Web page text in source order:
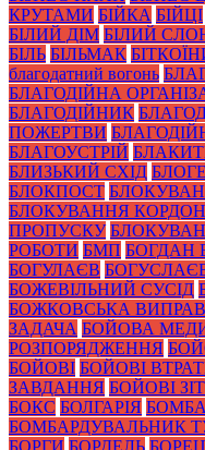
КРУТАМИ БІЙКА БІЙЦІ
БІЛИЙ ДІМ БІЛИЙ
БІЛЬ БІЛЬМАК
благодатний вогонь
БЛАГОДІЙНА
БЛАГОДІЙНИК
ПОЖЕРТВИ
БЛАГОУСТРІЙ
БЛИЗЬКИЙ СХІД
БЛОКПОСТ
БЛОКУВАННЯ
ПРОПУСКУ
РОБОТИ БМП БОГДАН
БОГУЛАЄВ
БОЖЕВІЛЬНИЙ СУСІД
БОЖКОВСЬКА
ЗАДАЧА БОЙОВА
РОЗПОРЯДЖЕННЯ
БОЙОВІ БОЙОВІ
ЗАВДАННЯ БОЙОВІ
БОКС БОЛГАРІЯ БОМБА
БОМБАРДУВАЛЬНИК